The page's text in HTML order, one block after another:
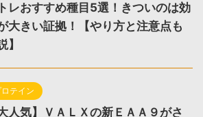
レおすすめ種目5選！きついのは効
大きい証拠！【やり方と注意点も
】
ロテイン
大人気】ＶＡＬＸの新ＥＡＡ９がさ